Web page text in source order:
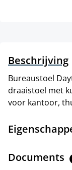
Beschrijving
Bureaustoel
draaistoel met
voor kantoor,
Documents